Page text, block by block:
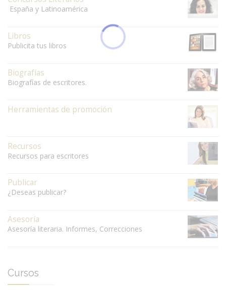
España y Latinoamérica
Libros
Publicita tus libros
Biografías
Biografías de escritores.
Herramientas de promoción
Recursos
Recursos para escritores
Publicar
¿Deseas publicar?
Asesoría
Asesoría literaria. Informes, Correcciones
Cursos